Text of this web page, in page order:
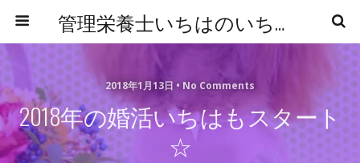
管理栄養士いちはのいちからはじめる食事管理
2018年1月13日 • No Comments
2018年の婚活いちはもスタート
☆